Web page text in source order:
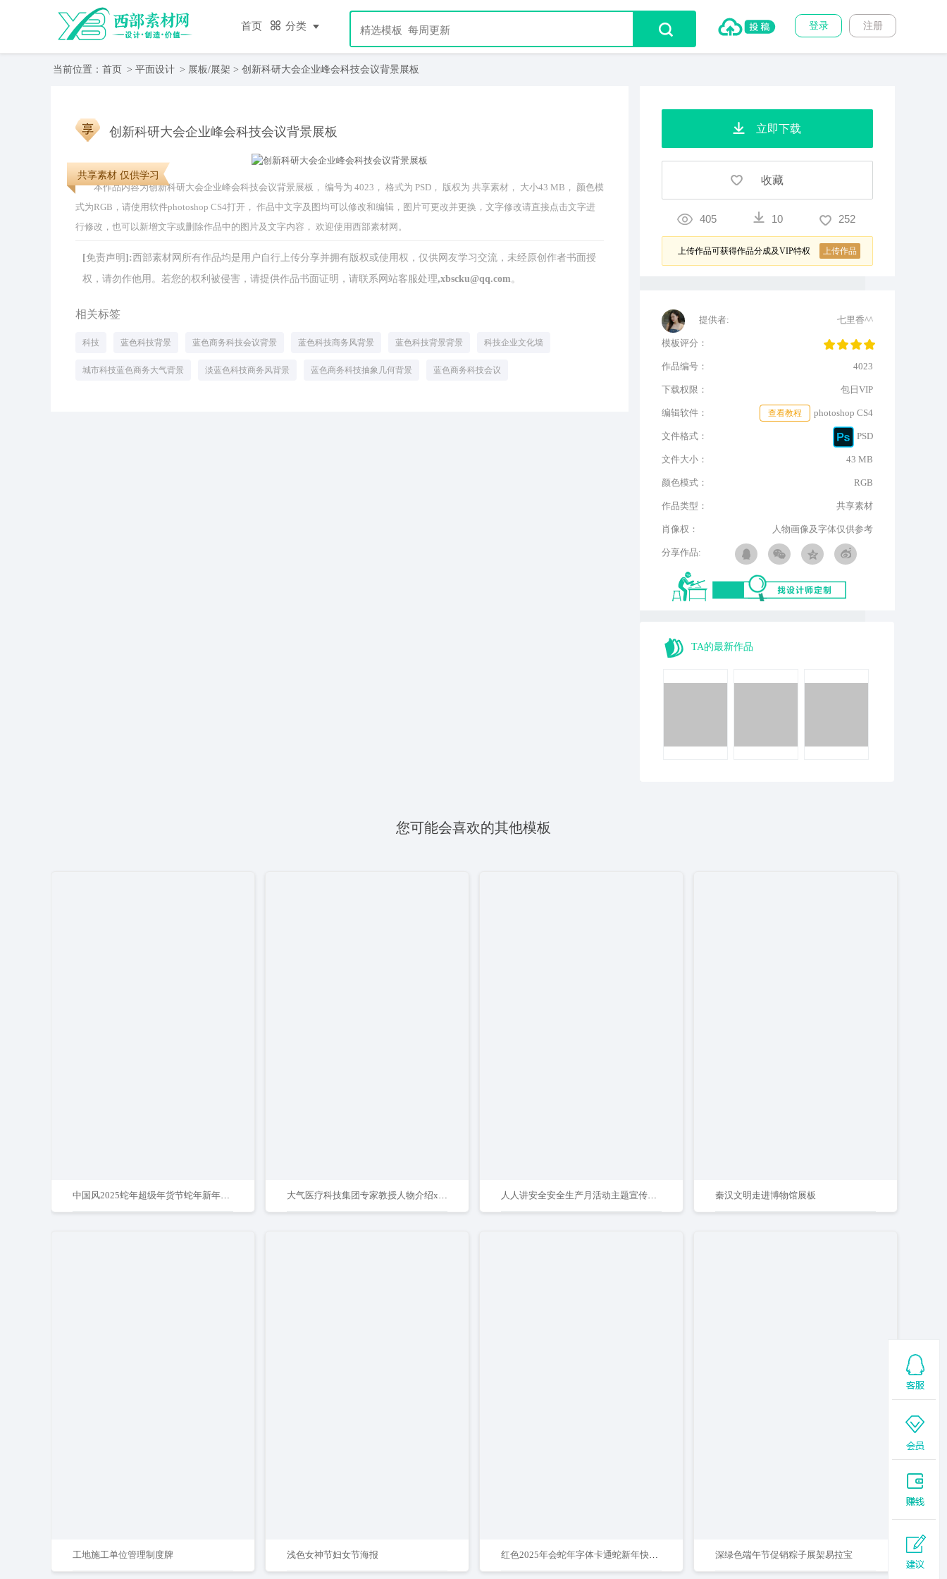
首页 分类 注册
登录
当前位置： 首页 > 平面设计 > 展板/展架 > 创新科研大会企业峰会科技会议背景展板
创新科研大会企业峰会科技会议背景展板
共享素材 仅供学习
本作品内容为创新科研大会企业峰会科技会议背景展板， 编号为 4023， 格式为 PSD， 版权为 共享素材， 大小43 MB， 颜色模
式为RGB，请使用软件photoshop CS4打开， 作品中文字及图均可以修改和编辑，图片可更改并更换，文字修改请直接点击文字进
行修改，也可以新增文字或删除作品中的图片及文字内容， 欢迎使用西部素材网。
[免责声明]:西部素材网所有作品均是用户自行上传分享并拥有版权或使用权，仅供网友学习交流，未经原创作者书面授
权，请勿作他用。若您的权利被侵害，请提供作品书面证明，请联系网站客服处理,xbscku@qq.com。
相关标签
科技 蓝色科技背景 蓝色商务科技会议背景 蓝色科技商务风背景 蓝色科技背景背景 科技企业文化墙
城市科技蓝色商务大气背景 淡蓝色科技商务风背景 蓝色商务科技抽象几何背景 蓝色商务科技会议
立即下载
收藏
405 10 252
上传作品可获得作品分成及VIP特权 上传作品
提供者: 七里香^^
模板评分：
作品编号： 4023
下载权限： 包日VIP
编辑软件： photoshop CS4
查看教程
文件格式： PSD
文件大小： 43 MB
颜色模式： RGB
作品类型： 共享素材
肖像权： 人物画像及字体仅供参考
分享作品:
TA的最新作品
您可能会喜欢的其他模板
中国风2025蛇年超级年货节蛇年新年春节促销展板 大气医疗科技集团专家教授人物介绍x展架 人人讲安全安全生产月活动主题宣传海报 秦汉文明走进博物馆展板
工地施工单位管理制度牌 浅色女神节妇女节海报 红色2025年会蛇年字体卡通蛇新年快乐春节元旦年会展板 深绿色端午节促销粽子展架易拉宝